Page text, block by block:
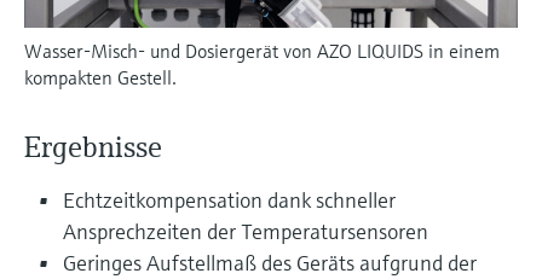
Device Viewer
Produktspezifische Informationen und
Dokumente finden
Ersatzteilsuche
Bestellcode oder Seriennummer finden
Füllstandsmessung
Füllstandsmessung Druck
Alle ansehen
Analysatoren für Härte, Eisen,
Aluminium & Chromat
Memosens-Technologie
Wasser-Misch- und Dosiergerät von AZO LIQUIDS in einem
kompakten Gestell.
Ergebnisse
Echtzeitkompensation dank schneller
Ansprechzeiten der Temperatursensoren
Geringes Aufstellmaß des Geräts aufgrund der